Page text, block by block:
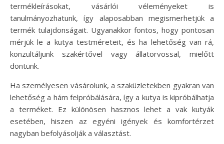
termékleírásokat, vásárlói véleményeket is
tanulmányozhatunk, így alaposabban megismerhetjük a
termék tulajdonságait. Ugyanakkor fontos, hogy pontosan
mérjük le a kutya testméreteit, és ha lehetőség van rá,
konzultáljunk szakértővel vagy állatorvossal, mielőtt
döntünk.
Ha személyesen vásárolunk, a szaküzletekben gyakran van
lehetőség a hám felpróbálására, így a kutya is kipróbálhatja
a terméket. Ez különösen hasznos lehet a vak kutyák
esetében, hiszen az egyéni igények és komfortérzet
nagyban befolyásolják a választást.